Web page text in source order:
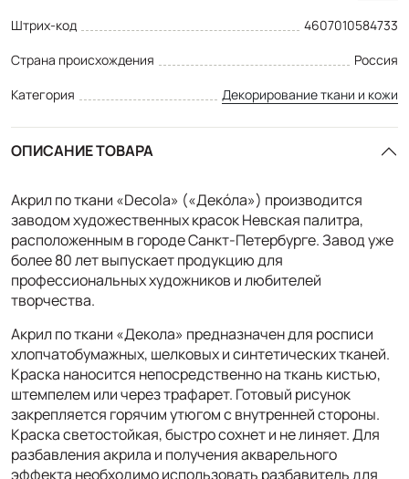
Штрих-код
4607010584733
Страна происхождения
Россия
Категория
Декорирование ткани и кожи
ОПИСАНИЕ ТОВАРА
Акрил по ткани «Decola» («Декóла») производится
заводом художественных красок Невская палитра,
расположенным в городе Санкт-Петербурге. Завод уже
более 80 лет выпускает продукцию для
профессиональных художников и любителей
творчества.
Акрил по ткани «Декола» предназначен для росписи
хлопчатобумажных, шелковых и синтетических тканей.
Краска наносится непосредственно на ткань кистью,
штемпелем или через трафарет. Готовый рисунок
закрепляется горячим утюгом с внутренней стороны.
Краска светостойкая, быстро сохнет и не линяет. Для
разбавления акрила и получения акварельного
эффекта необходимо использовать разбавитель для